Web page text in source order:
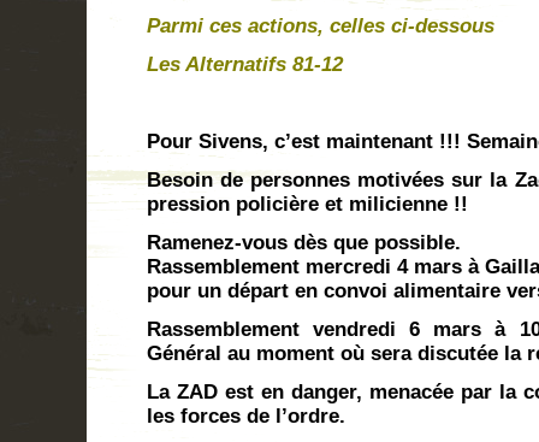
Parmi ces actions, celles ci-dessous
Les Alternatifs 81-12
Pour Sivens, c’est maintenant !!!
Besoin de personnes motivées sur la
pression policière et milicienne !!
Ramenez-vous dès que possible.
Rassemblement mercredi 4 mars à
pour un départ en convoi alimentaire
Rassemblement vendredi 6 mars à
Général au moment où sera discutée la
La ZAD est en danger, menacée par la
les forces de l’ordre.